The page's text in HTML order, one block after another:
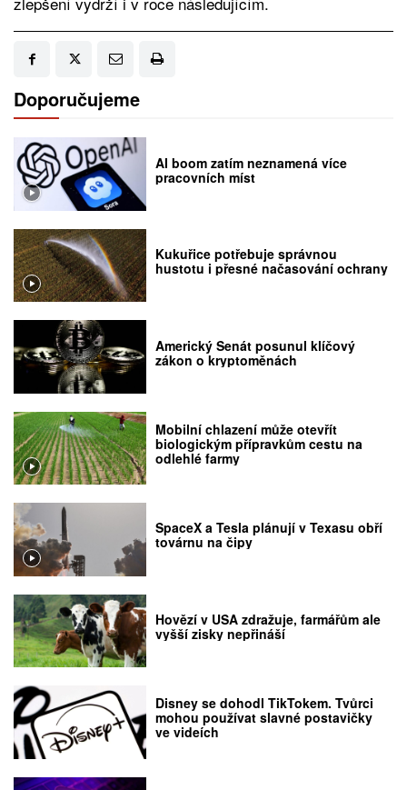
Doporučujeme
AI boom zatím neznamená více
pracovních míst
Kukuřice potřebuje správnou
hustotu i přesné načasování ochrany
Americký Senát posunul klíčový
zákon o kryptoměnách
Mobilní chlazení může otevřít
biologickým přípravkům cestu na
odlehlé farmy
SpaceX a Tesla plánují v Texasu obří
továrnu na čipy
Hovězí v USA zdražuje, farmářům ale
vyšší zisky nepřináší
Disney se dohodl TikTokem. Tvůrci
mohou používat slavné postavičky
ve videích